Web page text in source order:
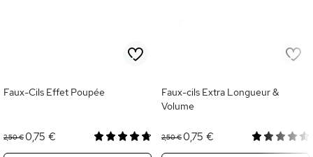
Faux-Cils Effet Poupée
2,50 €0,75 €
Faux-cils Extra Longueur &
Volume
2,50 €0,75 €